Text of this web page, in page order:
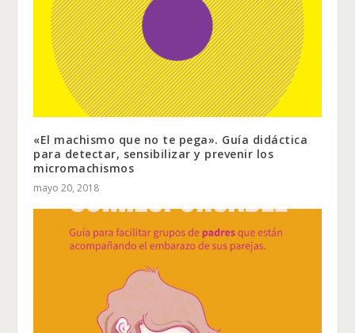
«El machismo que no te pega». Guía didáctica
para detectar, sensibilizar y prevenir los
micromachismos
mayo 20, 2018